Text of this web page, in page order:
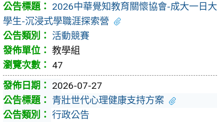
2026中華覺知教育關懷協會-成大一日大
學生-沉浸式學職涯探索營
活動競賽
教學組
47
2026-07-27
青壯世代心理健康支持方案
行政公告